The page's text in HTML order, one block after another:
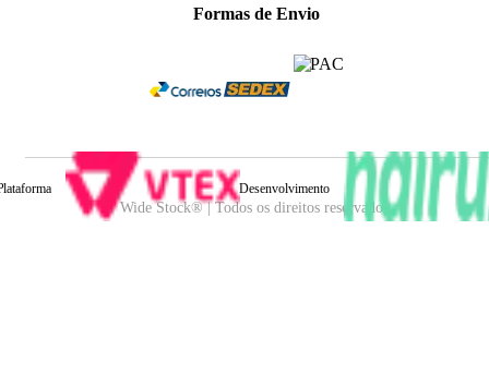
Formas de Envio
Wide Stock® | Todos os direitos reservados.
Desenvolvimento